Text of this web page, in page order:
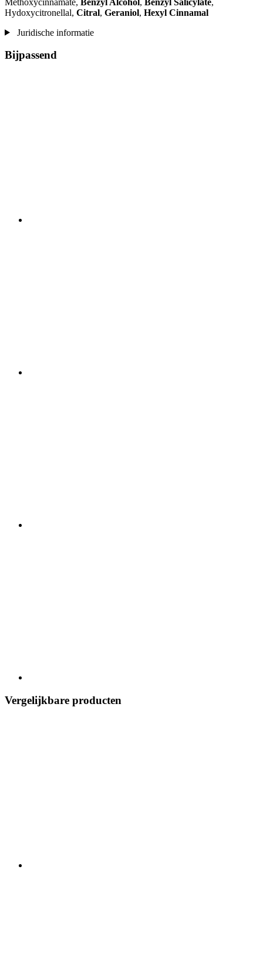
Hydoxycitronellal, Citral, Geraniol, Hexyl Cinnamal
Juridische informatie
Bijpassend
Vergelijkbare producten